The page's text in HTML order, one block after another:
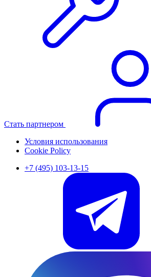
Стать партнером
Условия использования
Cookie Policy
+7 (495) 103-13-15